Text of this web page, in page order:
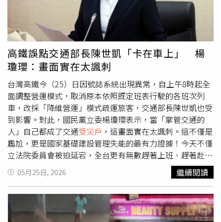
全評估，確認氣爆後的居住安全，消防局和現場鑑識團隊也
進行證據保存、現場蒐證，以協助
和求償，各局處也在現場提供諮詢，將全力投入災後安置及
復原工作。
高鐵誤點交通部長陳世凱「卡在車上」 楊
瓊瓔：畫面實在太諷刺
台灣高鐵今（25）日因號誌系統出現異常，自上午8時起全
面調整營運模式，取消原本依照既定班表行駛的各班次列
車，改採「降維營運」模式疏運旅客，交通部長陳世凱也受
到影響。對此，國民黨立委楊瓊瓔表示，當「掌管交通的
人」自己都成了交通受災戶 ，這畫面實在太諷刺。這不僅是
尷尬，更是國家基礎建設管理失能的最有力證據！今天不僅
立法院委員會被迫延宕，全台更有無數趕著上班、趕著赴約
的民眾行程全被打亂。交通委員會今日排定審查氣象署、觀
光署、航港局、台灣港務公司等單位預算，但部長陳世凱、
負責主持會議的召委林俊憲以及立委陳素月、徐富癸等人，
通通因高鐵事件而遲到，原定9時開始的會議，在9時15分
由另名召委黃健豪宣布開始，並交由立委李昆澤代為主持，
05月25日, 2026 繼續閱讀